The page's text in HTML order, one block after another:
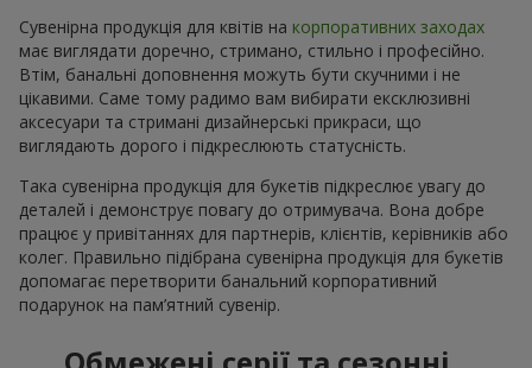
Сувенірна продукція для квітів на корпоративних заходах
має виглядати доречно, стримано, стильно і професійно.
Втім, банальні доповнення можуть бути скучними і не
цікавими. Саме тому радимо вам вибирати ексклюзивні
аксесуари та стримані дизайнерські прикраси, що
виглядають дорого і підкреслюють статусність.
Така сувенірна продукція для букетів підкреслює увагу до
деталей і демонструє повагу до отримувача. Вона добре
працює у привітаннях для партнерів, клієнтів, керівників або
колег. Правильно підібрана сувенірна продукція для букетів
допомагає перетворити банальний корпоративний
подарунок на пам’ятний сувенір.